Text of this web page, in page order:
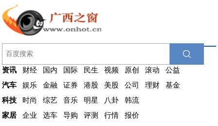
资讯 财经 国内 国际 民生 视频 原创 滚动
公益
汽车
娱乐 金融 证券 港股 美股 公司 理财
基金
科技
时尚 综艺 音乐 明星 八卦
韩流
家居
企业 选车 导购 评测 行情
报价